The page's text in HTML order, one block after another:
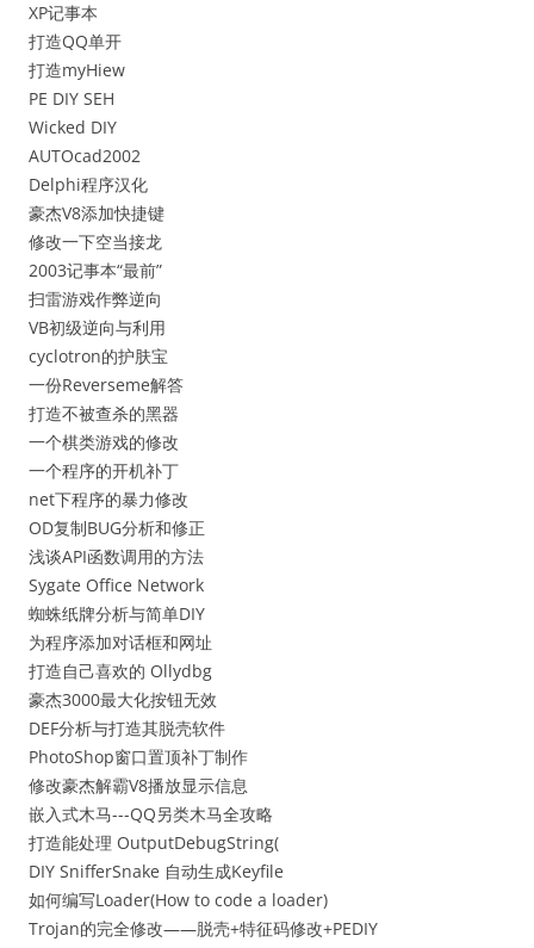
XP记事本
打造QQ单开
打造myHiew
PE DIY SEH
Wicked DIY
AUTOcad2002
Delphi程序汉化
豪杰V8添加快捷键
修改一下空当接龙
2003记事本“最前”
扫雷游戏作弊逆向
VB初级逆向与利用
cyclotron的护肤宝
一份Reverseme解答
打造不被查杀的黑器
一个棋类游戏的修改
一个程序的开机补丁
net下程序的暴力修改
OD复制BUG分析和修正
浅谈API函数调用的方法
Sygate Office Network
蜘蛛纸牌分析与简单DIY
为程序添加对话框和网址
打造自己喜欢的 Ollydbg
豪杰3000最大化按钮无效
DEF分析与打造其脱壳软件
PhotoShop窗口置顶补丁制作
修改豪杰解霸V8播放显示信息
嵌入式木马---QQ另类木马全攻略
打造能处理 OutputDebugString(
DIY SnifferSnake 自动生成Keyfile
如何编写Loader(How to code a loader)
Trojan的完全修改——脱壳+特征码修改+PEDIY